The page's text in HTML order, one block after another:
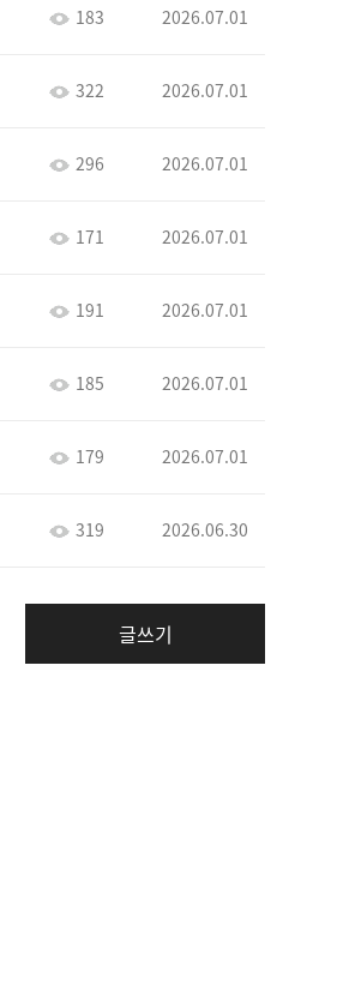
183 2026.07.01
322 2026.07.01
296 2026.07.01
171 2026.07.01
191 2026.07.01
185 2026.07.01
179 2026.07.01
319 2026.06.30
글쓰기